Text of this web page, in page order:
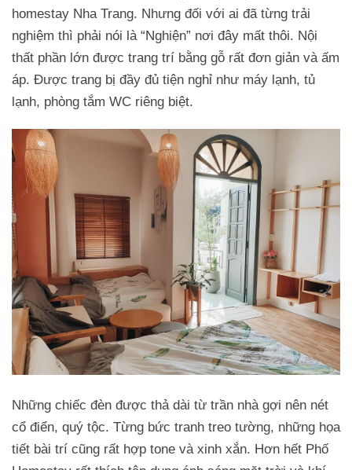
homestay Nha Trang. Nhưng đối với ai đã từng trải
nghiệm thì phải nói là “Nghiện” nơi đây mất thôi. Nội
thất phần lớn được trang trí bằng gỗ rất đơn giản và ấm
áp. Được trang bị đầy đủ tiện nghỉ như máy lạnh, tủ
lạnh, phòng tắm WC riêng biệt.
Những chiếc đèn được thả dài từ trần nhà gợi nên nét
cổ điển, quý tộc. Từng bức tranh treo tường, những họa
tiết bài trí cũng rất hợp tone và xinh xắn. Hơn hết Phố